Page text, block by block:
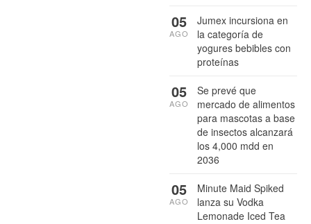
Jumex incursiona en
la categoría de
yogures bebibles con
proteínas
05
AGO
Se prevé que
mercado de alimentos
para mascotas a base
de insectos alcanzará
los 4,000 mdd en
2036
05
AGO
Minute Maid Spiked
lanza su Vodka
Lemonade Iced Tea
05
AGO